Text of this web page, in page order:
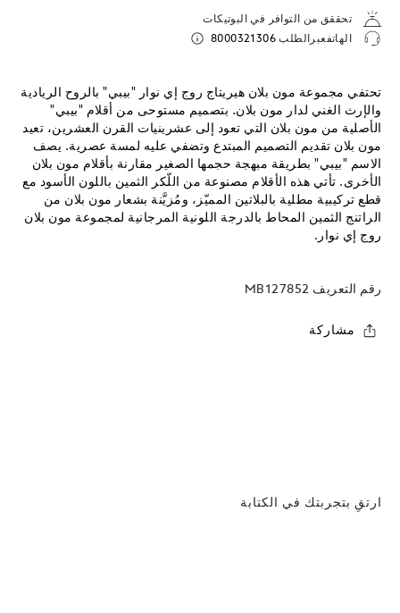
تحققق من التوافر في البوتيكات
الهاتفعبرالطلب 8000321306
تحتفي مجموعة مون بلان هيريتاج روج إي نوار "بيبي" بالروح الريادية
والإرث الغني لدار مون بلان. بتصميم مستوحى من أقلام "بيبي"
الأصلية من مون بلان التي تعود إلى عشرينيات القرن العشرين، تعيد
مون بلان تقديم التصميم المبتدع وتضفي عليه لمسة عصرية. يصف
الاسم "بيبي" بطريقة مبهجة حجمها الصغير مقارنة بأقلام مون بلان
الأخرى. تأتي هذه الأقلام مصنوعة من اللّكر الثمين باللون الأسود مع
قطع تركيبية مطلية بالبلاتين المميّز، ومُزيَّنة بشعار مون بلان من
الراتنج الثمين المحاط بالدرجة اللونية المرجانية لمجموعة مون بلان
روج إي نوار.
رقم التعريف MB127852
مشاركة
ارتقِ بتجربتك في الكتابة